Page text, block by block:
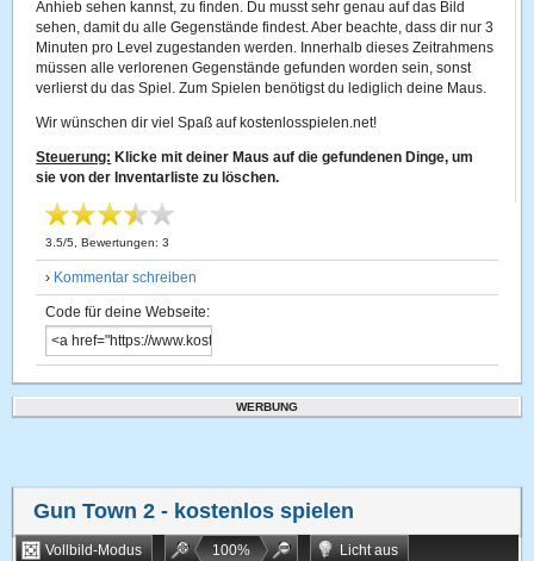
Anhieb sehen kannst, zu finden. Du musst sehr genau auf das Bild
sehen, damit du alle Gegenstände findest. Aber beachte, dass dir nur 3
Minuten pro Level zugestanden werden. Innerhalb dieses Zeitrahmens
müssen alle verlorenen Gegenstände gefunden worden sein, sonst
verlierst du das Spiel. Zum Spielen benötigst du lediglich deine Maus.
Wir wünschen dir viel Spaß auf kostenlosspielen.net!
Steuerung: Klicke mit deiner Maus auf die gefundenen Dinge, um
sie von der Inventarliste zu löschen.
3.5/5 , Bewertungen:3
› Kommentar schreiben
Code für deine Webseite:
WERBUNG
Gun Town 2 - kostenlos spielen
Vollbild-Modus 100%
Licht aus